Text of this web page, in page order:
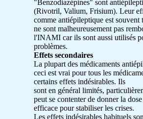
"Benzodiazépines" sont
(Rivotril, Valium, Frisium). Leur
comme antiépileptique est souvent
ne sont malheureusement pas
l'INAMI car ils sont aussi utilisés
problèmes.
Effets secondaires
La plupart des médicaments
ceci est vrai pour tous les
certains effets indésirables. Ils
sont en général limités,
peut se contenter de donner la
efficace pour stabiliser les crises.
Les effets indésirables habituels